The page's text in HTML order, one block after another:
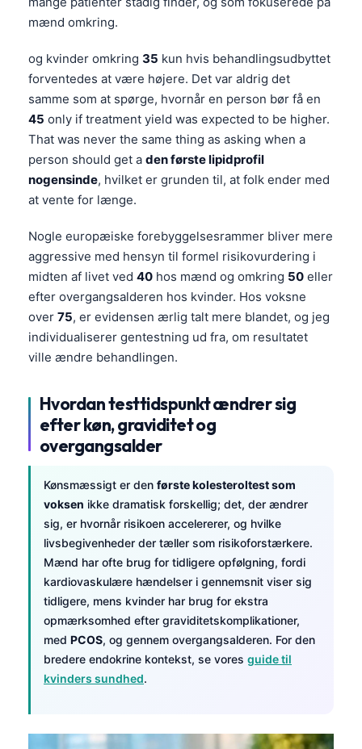
mænd omkring.
og kvinder omkring 35 kun hvis behandlingsudbyttet
forventedes at være højere. Det var aldrig det
samme som at spørge, hvornår en person bør få en
45 only if treatment yield was expected to be higher.
That was never the same thing as asking when a
person should get a den første lipidprofil
nogensinde, hvilket er grunden til, at folk ender med
at vente for længe.
Nogle europæiske forebyggelsesrammer bliver mere
aggressive med hensyn til formel risikovurdering i
midten af livet ved 40 hos mænd og omkring 50 eller
efter overgangsalderen hos kvinder. Hos voksne
over 75, er evidensen ærlig talt mere blandet, og jeg
individualiserer gentestning ud fra, om resultatet
ville ændre behandlingen.
Hvordan testtidspunkt ændrer sig
efter køn, graviditet og
overgangsalder
Kønsmæssigt er den første kolesteroltest som
voksen ikke dramatisk forskellig; det, der ændrer
sig, er hvornår risikoen accelererer, og hvilke
livsbegivenheder der tæller som risikoforstærkere.
Mænd har ofte brug for tidligere opfølgning, fordi
kardiovaskulære hændelser i gennemsnit viser sig
tidligere, mens kvinder har brug for ekstra
opmærksomhed efter graviditetskomplikationer,
med PCOS, og gennem overgangsalderen. For den
bredere endokrine kontekst, se vores guide til
kvinders sundhed.
Frysk
Norsk bokmål